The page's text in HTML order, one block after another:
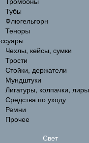
Тубы
Флюгельгорн
Теноры
Чехлы, кейсы, сумки
Трости
Стойки, держатели
Мундштуки
Лигатуры, колпачки, лиры
Средства по уходу
Ремни
Прочее
Свет